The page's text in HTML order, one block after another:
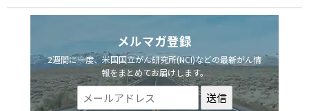
メルマガ登録
2週間に一度、米国国立がん研究所(NCI)などの最新がん情
報をまとめてお届けします。